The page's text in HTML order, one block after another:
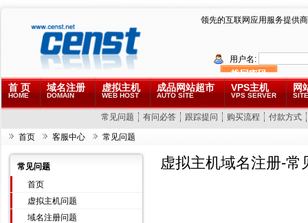
领先的互联网应用服务提供商
用户名:
首 页
HOME
域名注册
DOMAIN
虚拟主机
WEB HOST
成品网站超市
AUTO SITE
VPS主机
VPS SERVER
网
常见问题 有问必答 跟踪提问 购买流程 付款方式
首页 客服中心 常见问题
常见问题
首页
虚拟主机问题
域名注册问题
虚拟主机域名注册-常